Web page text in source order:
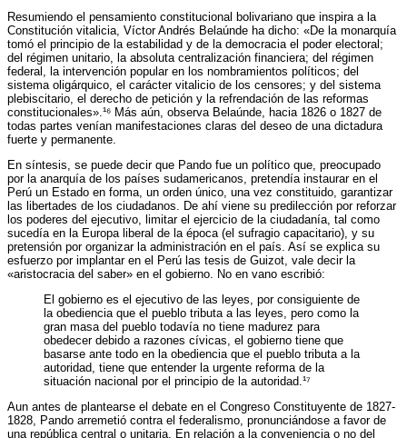
Resumiendo el pensamiento constitucional bolivariano que inspira a la
Constitución vitalicia, Víctor Andrés Belaúnde ha dicho: «De la monarquía
tomó el principio de la estabilidad y de la democracia el poder electoral;
del régimen unitario, la absoluta centralización financiera; del régimen
federal, la intervención popular en los nombramientos políticos; del
sistema oligárquico, el carácter vitalicio de los censores; y del sistema
plebiscitario, el derecho de petición y la refrendación de las reformas
constitucionales».¹⁶ Más aún, observa Belaúnde, hacia 1826 o 1827 de
todas partes venían manifestaciones claras del deseo de una dictadura
fuerte y permanente.
En síntesis, se puede decir que Pando fue un político que, preocupado
por la anarquía de los países sudamericanos, pretendía instaurar en el
Perú un Estado en forma, un orden único, una vez constituido, garantizar
las libertades de los ciudadanos. De ahí viene su predilección por reforzar
los poderes del ejecutivo, limitar el ejercicio de la ciudadanía, tal como
sucedía en la Europa liberal de la época (el sufragio capacitario), y su
pretensión por organizar la administración en el país. Así se explica su
esfuerzo por implantar en el Perú las tesis de Guizot, vale decir la
«aristocracia del saber» en el gobierno. No en vano escribió:
El gobierno es el ejecutivo de las leyes, por consiguiente de
la obediencia que el pueblo tributa a las leyes, pero como la
gran masa del pueblo todavía no tiene madurez para
obedecer debido a razones cívicas, el gobierno tiene que
basarse ante todo en la obediencia que el pueblo tributa a la
autoridad, tiene que entender la urgente reforma de la
situación nacional por el principio de la autoridad.¹⁷
Aun antes de plantearse el debate en el Congreso Constituyente de 1827-
1828, Pando arremetió contra el federalismo, pronunciándose a favor de
una república central o unitaria. En relación a la conveniencia o no del